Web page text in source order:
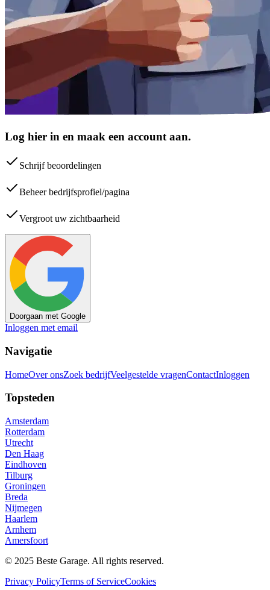
Log hier in en maak een account aan.
Schrijf beoordelingen
Beheer bedrijfsprofiel/pagina
Vergroot uw zichtbaarheid
Doorgaan met Google
Inloggen met email
Navigatie
HomeOver onsZoek bedrijfVeelgestelde vragenContactInloggen
Topsteden
Amsterdam
Rotterdam
Utrecht
Den Haag
Eindhoven
Tilburg
Groningen
Breda
Nijmegen
Haarlem
Arnhem
Amersfoort
© 2025 Beste Garage. All rights reserved.
Privacy PolicyTerms of ServiceCookies